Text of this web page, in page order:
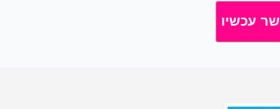
עכשיו